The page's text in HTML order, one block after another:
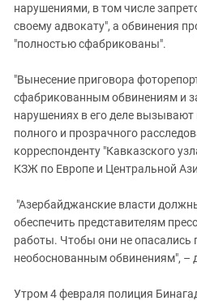
нарушениями, в том числе
своему адвокату", а обвинения
"полностью сфабрикованы".
"Вынесение приговора
сфабрикованным обвинениям и
нарушениях в его деле вызывают
полного и прозрачного
корреспонденту "Кавказского
КЗЖ по Европе и Центральной
"Азербайджанские власти
обеспечить представителям
работы. Чтобы они не опасались
необоснованным обвинениям", –
Утром 4 февраля полиция